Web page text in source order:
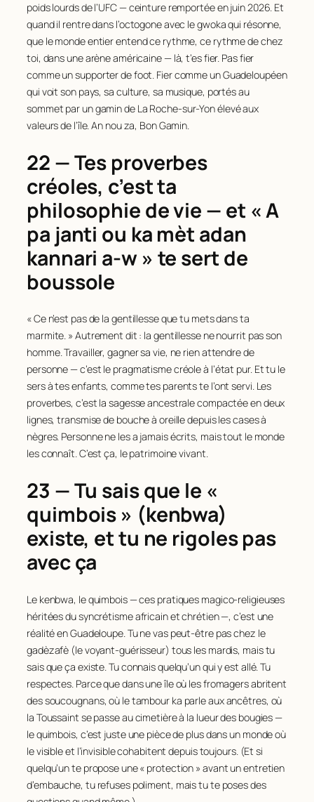
poids lourds de l’UFC — ceinture remportée en juin 2026. Et
quand il rentre dans l’octogone avec le gwoka qui résonne,
que le monde entier entend ce rythme, ce rythme de chez
toi, dans une arène américaine — là, t’es fier. Pas fier
comme un supporter de foot. Fier comme un Guadeloupéen
qui voit son pays, sa culture, sa musique, portés au
sommet par un gamin de La Roche-sur-Yon élevé aux
valeurs de l’île. An nou za, Bon Gamin.
22 — Tes proverbes
créoles, c’est ta
philosophie de vie — et « A
pa janti ou ka mèt adan
kannari a-w » te sert de
boussole
« Ce n’est pas de la gentillesse que tu mets dans ta
marmite. » Autrement dit : la gentillesse ne nourrit pas son
homme. Travailler, gagner sa vie, ne rien attendre de
personne — c’est le pragmatisme créole à l’état pur. Et tu le
sers à tes enfants, comme tes parents te l’ont servi. Les
proverbes, c’est la sagesse ancestrale compactée en deux
lignes, transmise de bouche à oreille depuis les cases à
nègres. Personne ne les a jamais écrits, mais tout le monde
les connaît. C’est ça, le patrimoine vivant.
23 — Tu sais que le «
quimbois » (kenbwa)
existe, et tu ne rigoles pas
avec ça
Le kenbwa, le quimbois — ces pratiques magico-religieuses
héritées du syncrétisme africain et chrétien —, c’est une
réalité en Guadeloupe. Tu ne vas peut-être pas chez le
gadèzafè (le voyant-guérisseur) tous les mardis, mais tu
sais que ça existe. Tu connais quelqu’un qui y est allé. Tu
respectes. Parce que dans une île où les fromagers abritent
des soucougnans, où le tambour ka parle aux ancêtres, où
la Toussaint se passe au cimetière à la lueur des bougies —
le quimbois, c’est juste une pièce de plus dans un monde où
le visible et l’invisible cohabitent depuis toujours. (Et si
quelqu’un te propose une « protection » avant un entretien
d’embauche, tu refuses poliment, mais tu te poses des